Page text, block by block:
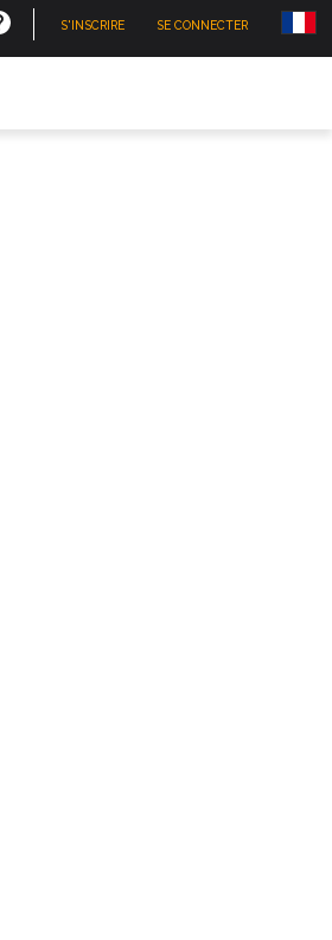
S'INSCRIRE SE CONNECTER